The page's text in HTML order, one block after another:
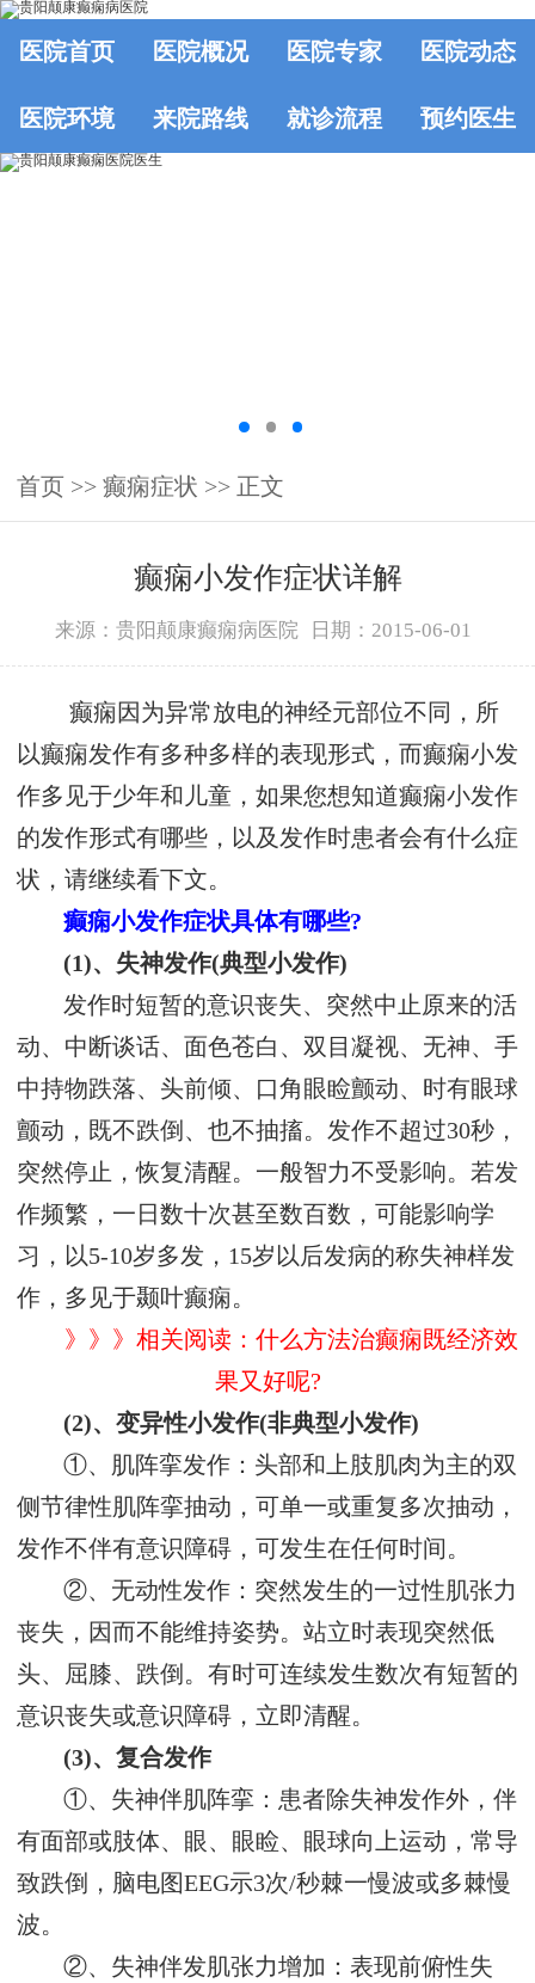
医院首页 医院概况 医院专家 医院动态
医院环境 来院路线 就诊流程 预约医生
首页 >> 癫痫症状 >> 正文
癫痫小发作症状详解
来源：贵阳颠康癫痫病医院 日期：2015-06-01
癫痫因为异常放电的神经元部位不同，所
以癫痫发作有多种多样的表现形式，而癫痫小发
作多见于少年和儿童，如果您想知道癫痫小发作
的发作形式有哪些，以及发作时患者会有什么症
状，请继续看下文。
癫痫小发作症状具体有哪些?
(1)、失神发作(典型小发作)
发作时短暂的意识丧失、突然中止原来的活
动、中断谈话、面色苍白、双目凝视、无神、手
中持物跌落、头前倾、口角眼睑颤动、时有眼球
颤动，既不跌倒、也不抽搐。发作不超过30秒，
突然停止，恢复清醒。一般智力不受影响。若发
作频繁，一日数十次甚至数百数，可能影响学
习，以5-10岁多发，15岁以后发病的称失神样发
作，多见于颞叶癫痫。
》》》相关阅读：什么方法治癫痫既经济效
果又好呢?
(2)、变异性小发作(非典型小发作)
①、肌阵挛发作：头部和上肢肌肉为主的双
侧节律性肌阵挛抽动，可单一或重复多次抽动，
发作不伴有意识障碍，可发生在任何时间。
②、无动性发作：突然发生的一过性肌张力
丧失，因而不能维持姿势。站立时表现突然低
头、屈膝、跌倒。有时可连续发生数次有短暂的
意识丧失或意识障碍，立即清醒。
(3)、复合发作
①、失神伴肌阵挛：患者除失神发作外，伴
有面部或肢体、眼、眼睑、眼球向上运动，常导
致跌倒，脑电图EEG示3次/秒棘一慢波或多棘慢
波。
②、失神伴发肌张力增加：表现前俯性失